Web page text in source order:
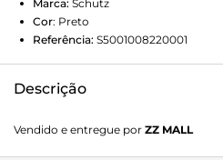
Marca: Schutz
Cor: Preto
Referência: S5001008220001
Descrição
escolha perfeita para o dia a
Vendido e entregue por ZZ MALL